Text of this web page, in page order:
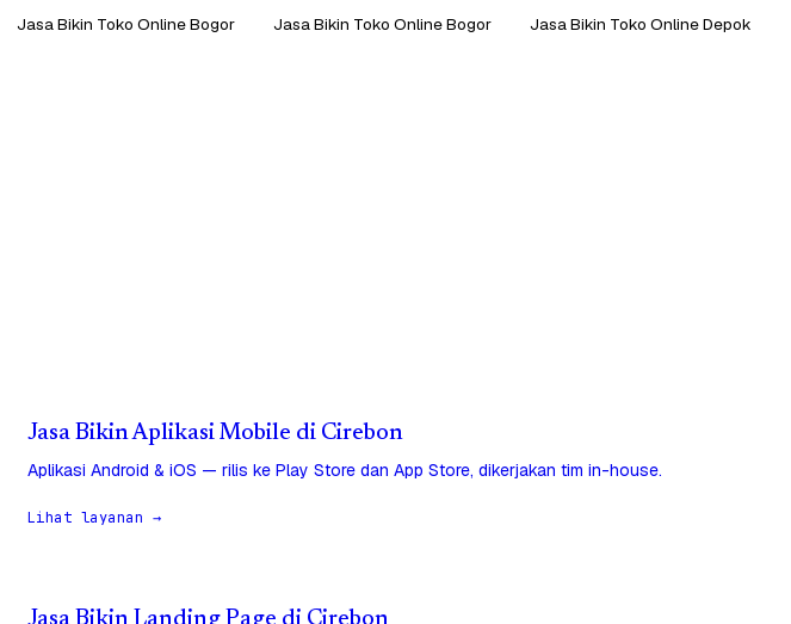
Jasa Bikin Toko Online Bogor Jasa Bikin Toko Online Bogor
Jasa Bikin Toko Online Depok
Jasa Bikin Aplikasi Mobile di Cirebon
Aplikasi Android & iOS — rilis ke Play Store dan App Store, dikerjakan tim in-house.
Lihat layanan →